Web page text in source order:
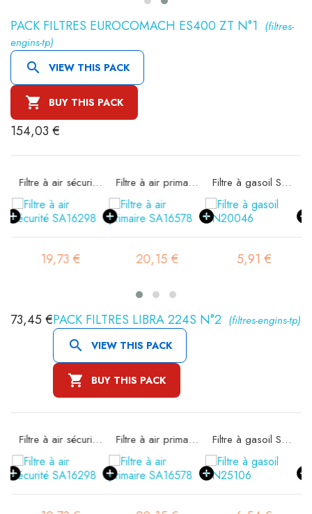
PACK FILTRES EUROCOMACH ES400 ZT N°1 (filtres-
engins-tp)
 VIEW THIS PACK
 BUY THIS PACK
154,03 €
Filtre à air sécurité SA16298
19,73 €
Filtre à air primaire SA16578
20,15 €
Filtre à gasoil SN20046
5,91 €
PACK FILTRES LIBRA 224S N°2 (filtres-engins-tp)
 VIEW THIS PACK
 BUY THIS PACK
73,45 €
Filtre à air sécurité SA16298 Filtre à air primaire SA16578 Filtre à gasoil SN25106